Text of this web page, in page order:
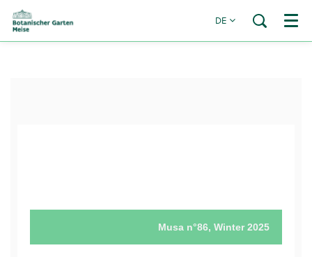
DE Menü
Musa n°86, Winter 2025